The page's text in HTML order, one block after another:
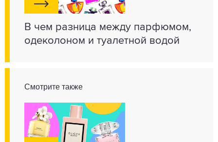
В чем разница между парфюмом,
одеколоном и туалетной водой
Смотрите также